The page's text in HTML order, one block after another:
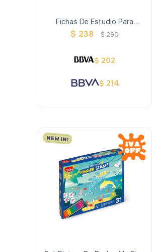
Fichas De Estudio Para
Cuaderno Inteligente
$ 238 $290
$ 202
$ 214